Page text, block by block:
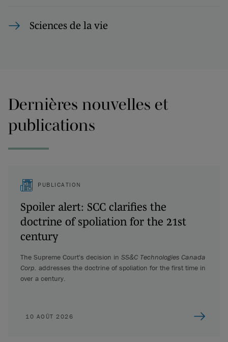
Sciences de la vie
Dernières nouvelles et
publications
PUBLICATION
Spoiler alert: SCC clarifies the
doctrine of spoliation for the 21st
century
The Supreme Court's decision in SS&C Technologies Canada
Corp. addresses the doctrine of spoliation for the first time in
over a century.
10 AOÛT 2026